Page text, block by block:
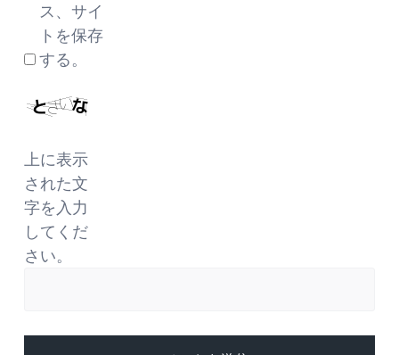
ス、サイ
トを保存
する。
上に表示
された文
字を入力
してくだ
さい。